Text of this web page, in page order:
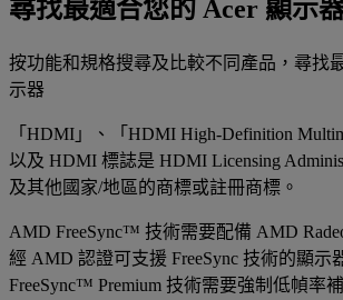
尋找最適合您的 Acer 顯示
按功能和規格搜尋及比較不同產品，尋找
示器
「HDMI」、「HDMI High-Definition
以及 HDMI 標誌是 HDMI Licensing
及其他國家/地區的商標或註冊商標。
AMD FreeSync™ 技術需要配備 AMD
經 AMD 認證可支援 FreeSync 技術的顯示
FreeSync™ Premium 技術需要強制低幀率